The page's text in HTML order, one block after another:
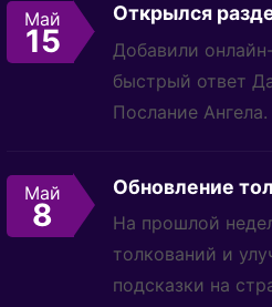
Май
15
Открылся
Добавили
быстрый ответ
Послание Ангела.
Май
8
Обновление
На прошлой
толкований и
подсказки на